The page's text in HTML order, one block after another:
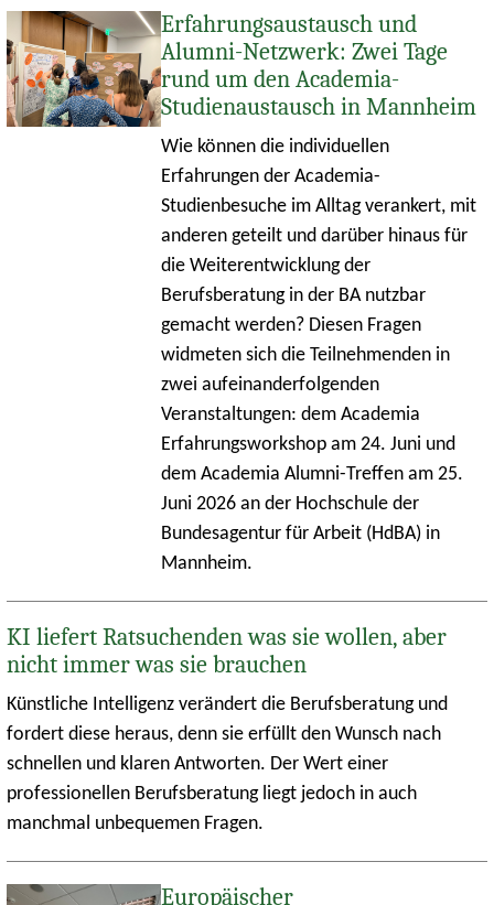
Erfahrungsaustausch und
Alumni-Netzwerk: Zwei Tage
rund um den Academia-
Studienaustausch in Mannheim
Wie können die individuellen
Erfahrungen der Academia-
Studienbesuche im Alltag verankert, mit
anderen geteilt und darüber hinaus für
die Weiterentwicklung der
Berufsberatung in der BA nutzbar
gemacht werden? Diesen Fragen
widmeten sich die Teilnehmenden in
zwei aufeinanderfolgenden
Veranstaltungen: dem Academia
Erfahrungsworkshop am 24. Juni und
dem Academia Alumni-Treffen am 25.
Juni 2026 an der Hochschule der
Bundesagentur für Arbeit (HdBA) in
Mannheim.
KI liefert Ratsuchenden was sie wollen, aber
nicht immer was sie brauchen
Künstliche Intelligenz verändert die Berufsberatung und
fordert diese heraus, denn sie erfüllt den Wunsch nach
schnellen und klaren Antworten. Der Wert einer
professionellen Berufsberatung liegt jedoch in auch
manchmal unbequemen Fragen.
Europäischer